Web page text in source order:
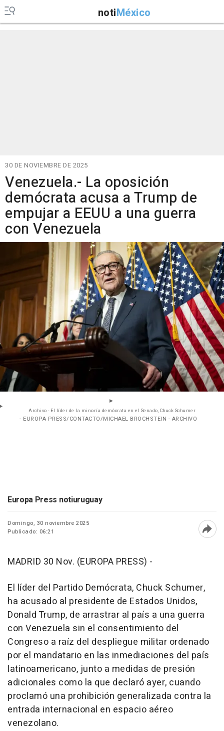
notiMéxico
30 DE NOVIEMBRE DE 2025
Venezuela.- La oposición
demócrata acusa a Trump de
empujar a EEUU a una guerra
con Venezuela
Archivo - El líder de la minoría demócrata en el Senado, Chuck Schumer
- EUROPA PRESS/CONTACTO/MICHAEL BROCHSTEIN - ARCHIVO
Europa Press notiuruguay
Domingo, 30 noviembre 2025
Publicado: 06:21
MADRID 30 Nov. (EUROPA PRESS) -
El líder del Partido Demócrata, Chuck Schumer,
ha acusado al presidente de Estados Unidos,
Donald Trump, de arrastrar al país a una guerra
con Venezuela sin el consentimiento del
Congreso a raíz del despliegue militar ordenado
por el mandatario en las inmediaciones del país
latinoamericano, junto a medidas de presión
adicionales como la que declaró ayer, cuando
proclamó una prohibición generalizada contra la
entrada internacional en espacio aéreo
venezolano.